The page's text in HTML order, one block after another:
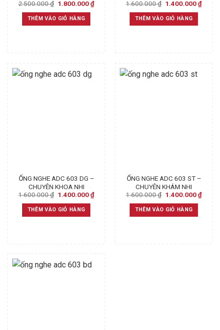
2.500.000₫ Original
was:
2.500.000 ₫.
1.800.000₫Current
THÊM VÀO GIỎ HÀNG
1.600.000₫ Original
was:
1.600.000 ₫.
1.400.000₫
THÊM VÀO GIỎ HÀNG
ỐNG NGHE ADC 603 DG –
CHUYÊN KHOA NHI
1.600.000₫ Original
was:
1.600.000 ₫.
1.400.000₫Current
THÊM VÀO GIỎ HÀNG
ỐNG NGHE ADC 603 ST –
CHUYÊN KHÁM NHI
1.600.000₫ Original
was:
1.600.000 ₫.
1.400.000₫
THÊM VÀO GIỎ HÀNG